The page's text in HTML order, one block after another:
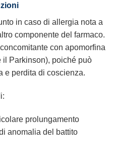
in caso di allergia nota a
componente del farmaco.
con apomorfina
il Parkinson), poiché può
e perdita di coscienza.
prolungamento
anomalia del battito